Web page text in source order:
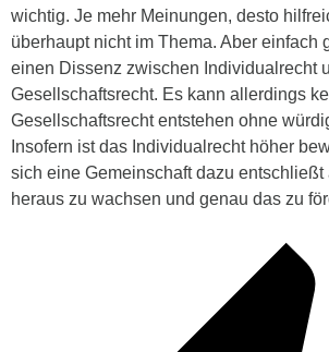
wichtig. Je mehr Meinungen, desto
überhaupt nicht im Thema. Aber einfach
einen Dissenz zwischen Individualrecht
Gesellschaftsrecht. Es kann allerdings
Gesellschaftsrecht entstehen ohne
Insofern ist das Individualrecht höher
sich eine Gemeinschaft dazu entschließt
heraus zu wachsen und genau das zu